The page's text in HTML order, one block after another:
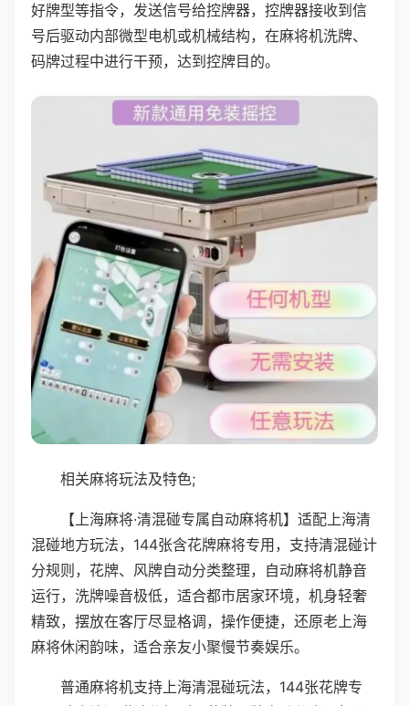
好牌型等指令，发送信号给控牌器，控牌器接收到信
号后驱动内部微型电机或机械结构，在麻将机洗牌、
码牌过程中进行干预，达到控牌目的。
相关麻将玩法及特色;
【上海麻将·清混碰专属自动麻将机】适配上海清
混碰地方玩法，144张含花牌麻将专用，支持清混碰计
分规则，花牌、风牌自动分类整理，自动麻将机静音
运行，洗牌噪音极低，适合都市居家环境，机身轻奢
精致，摆放在客厅尽显格调，操作便捷，还原老上海
麻将休闲韵味，适合亲友小聚慢节奏娱乐。
普通麻将机支持上海清混碰玩法，144张花牌专